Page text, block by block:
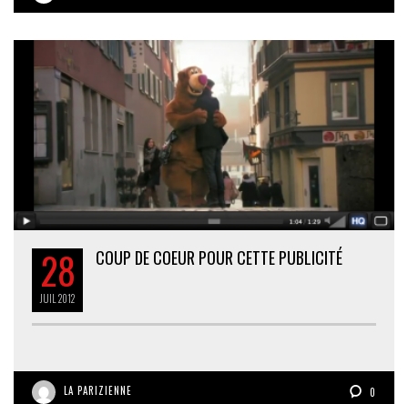
28
JUIL 2012
COUP DE COEUR POUR CETTE PUBLICITÉ
LA PARIZIENNE 0